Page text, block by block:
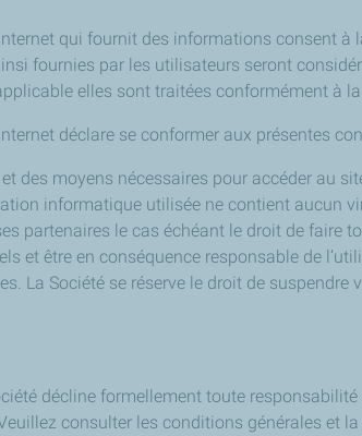
qui fournit des informations consent
fournies par les utilisateurs seront
elles sont traitées conformément à la
déclare se conformer aux présentes
des moyens nécessaires pour accéder au
informatique utilisée ne contient aucun
partenaires le cas échéant le droit de faire
et être en conséquence responsable de
La Société se réserve le droit de
décline formellement toute
consulter les conditions générales et